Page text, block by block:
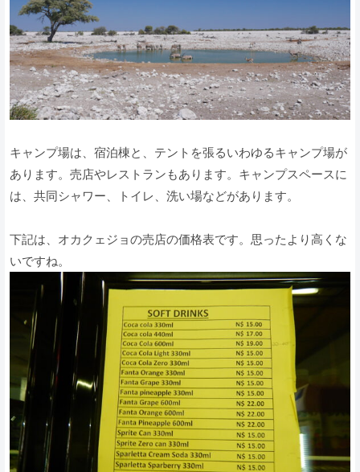
キャンプ場は、宿泊棟と、テントを張るいわゆるキャンプ場が
あります。売店やレストランもあります。キャンプスペースに
は、共同シャワー、トイレ、洗い場などがあります。
下記は、オカクェジョの売店の価格表です。思ったより高くな
いですね。